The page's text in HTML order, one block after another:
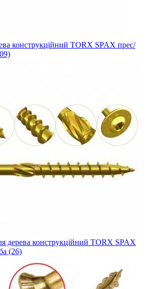
конструкційний TORX SPAX прес/
дерева конструкційний TORX SPAX
(26)